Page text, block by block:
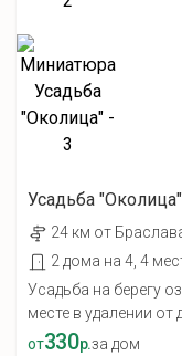
Усадьба "Околица"
24 км от
2 дома на 4, 4
Усадьба на берегу
месте в удалении от
от330р.за дом